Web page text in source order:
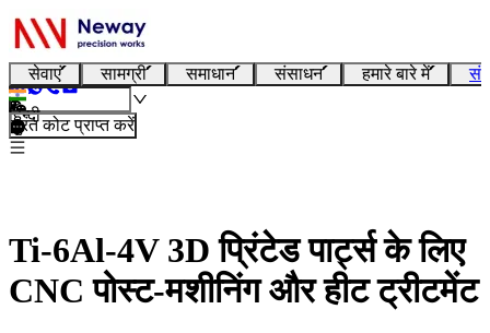
सेवाएं सामग्री समाधान संसाधन हमारे बारे में
हिन्दी
तुरंत कोट प्राप्त करें
Ti-6Al-4V 3D प्रिंटेड पार्ट्स के लिए
CNC पोस्ट-मशीनिंग और हीट ट्रीटमेंट